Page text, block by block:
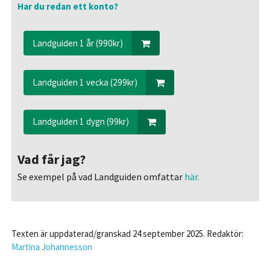
Har du redan ett konto?
Landguiden 1 år (990kr)
Landguiden 1 vecka (299kr)
Landguiden 1 dygn (99kr)
Vad får jag?
Se exempel på vad Landguiden omfattarhär.
Texten är uppdaterad/granskad 24 september 2025. Redaktör:
Martina Johannesson